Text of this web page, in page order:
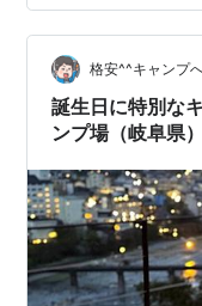
う！ ミュニーク テ
ながら動画鑑賞！
う！ ひらゆの森で
き鳥を焼こう！ 平
御飯を…
格安^^キャンプ
誕生日に特別な
ンプ場（岐阜県